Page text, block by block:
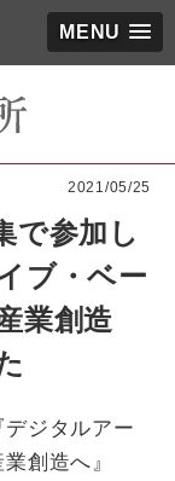
MENU
2021/05/25
で参加し
ブ・ベー
業創造
ジタルアー
創造へ』